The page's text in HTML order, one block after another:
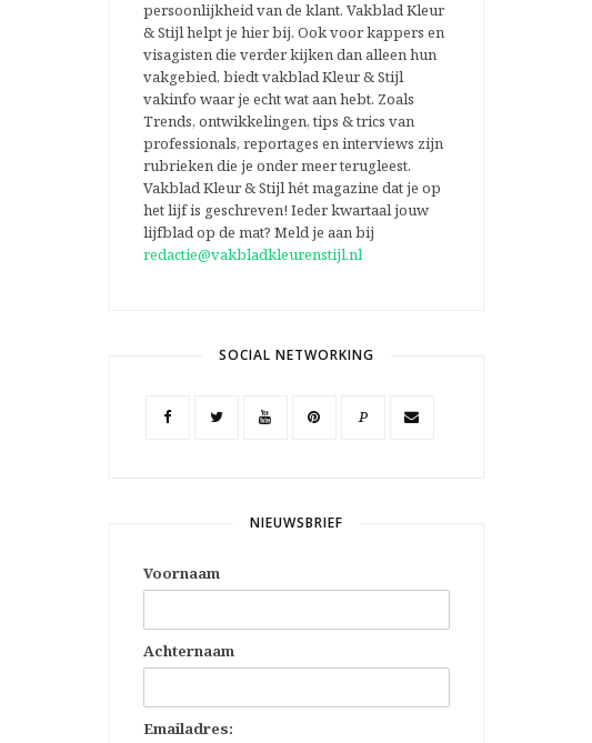
persoonlijkheid van de klant. Vakblad Kleur
& Stijl helpt je hier bij. Ook voor kappers en
visagisten die verder kijken dan alleen hun
vakgebied, biedt vakblad Kleur & Stijl
vakinfo waar je echt wat aan hebt. Zoals
Trends, ontwikkelingen, tips & trics van
professionals, reportages en interviews zijn
rubrieken die je onder meer terugleest.
Vakblad Kleur & Stijl hét magazine dat je op
het lijf is geschreven! Ieder kwartaal jouw
lijfblad op de mat? Meld je aan bij
redactie@vakbladkleurenstijl.nl
SOCIAL NETWORKING
P
NIEUWSBRIEF
Voornaam
Achternaam
Emailadres: